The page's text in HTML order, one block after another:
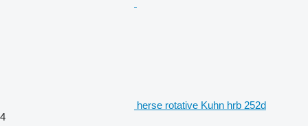
herse rotative Kuhn hrb 252d
4